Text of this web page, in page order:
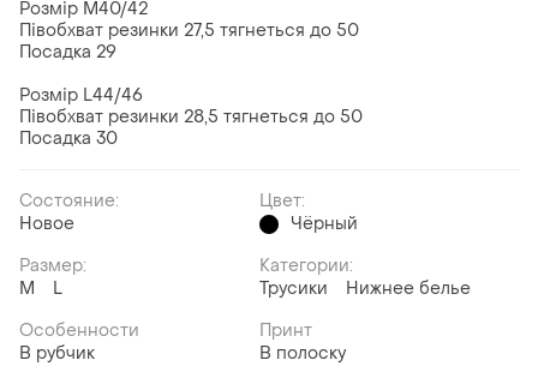
Розмір M40/42
Півобхват резинки 27,5 тягнеться до 50
Посадка 29
Розмір L44/46
Півобхват резинки 28,5 тягнеться до 50
Посадка 30
Состояние:
Новое
Цвет:
Чёрный
Размер:
M
L
Категории:
Трусики
Нижнее белье
Особенности
В рубчик
Принт
В полоску